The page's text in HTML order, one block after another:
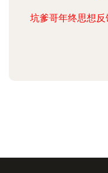
坑爹哥年终思想反